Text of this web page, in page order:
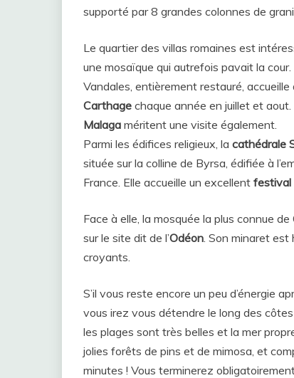
supporté par 8 grandes colonnes de
Le quartier des villas romaines est
une mosaïque qui autrefois pavait la cour.
Vandales, entièrement restauré, accueille
Carthage chaque année en juillet et aout.
Malaga méritent une visite également.
Parmi les édifices religieux, la cathédrale
située sur la colline de Byrsa, édifiée à
France. Elle accueille un excellent festival
Face à elle, la mosquée la plus connue
sur le site dit de l’Odéon . Son minaret
croyants.
S’il vous reste encore un peu d’énergie
vous irez vous détendre le long des
les plages sont très belles et la mer
jolies forêts de pins et de mimosa, et
minutes ! Vous terminerez